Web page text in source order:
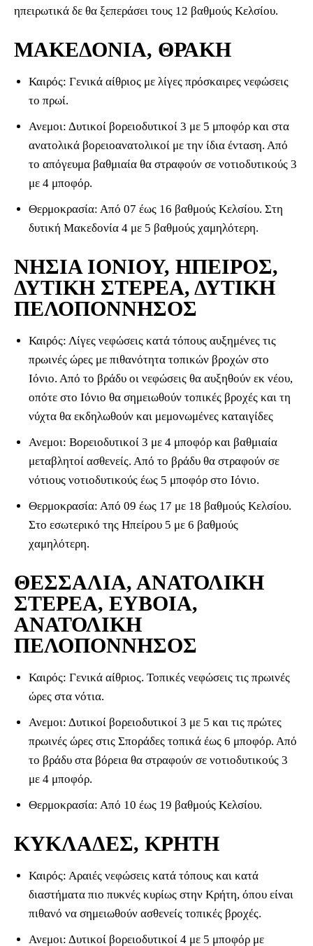
ηπειρωτικά δε θα ξεπεράσει τους 12 βαθμούς Κελσίου.
ΜΑΚΕΔΟΝΙΑ, ΘΡΑΚΗ
Καιρός: Γενικά αίθριος με λίγες πρόσκαιρες νεφώσεις
το πρωί.
Ανεμοι: Δυτικοί βορειοδυτικοί 3 με 5 μποφόρ και στα
ανατολικά βορειοανατολικοί με την ίδια ένταση. Από
το απόγευμα βαθμιαία θα στραφούν σε νοτιοδυτικούς 3
με 4 μποφόρ.
Θερμοκρασία: Από 07 έως 16 βαθμούς Κελσίου. Στη
δυτική Μακεδονία 4 με 5 βαθμούς χαμηλότερη.
ΝΗΣΙΑ ΙΟΝΙΟΥ, ΗΠΕΙΡΟΣ,
ΔΥΤΙΚΗ ΣΤΕΡΕΑ, ΔΥΤΙΚΗ
ΠΕΛΟΠΟΝΝΗΣΟΣ
Καιρός: Λίγες νεφώσεις κατά τόπους αυξημένες τις
πρωινές ώρες με πιθανότητα τοπικών βροχών στο
Ιόνιο. Από το βράδυ οι νεφώσεις θα αυξηθούν εκ νέου,
οπότε στο Ιόνιο θα σημειωθούν τοπικές βροχές και τη
νύχτα θα εκδηλωθούν και μεμονωμένες καταιγίδες
Ανεμοι: Βορειοδυτικοί 3 με 4 μποφόρ και βαθμιαία
μεταβλητοί ασθενείς. Από το βράδυ θα στραφούν σε
νότιους νοτιοδυτικούς έως 5 μποφόρ στο Ιόνιο.
Θερμοκρασία: Από 09 έως 17 με 18 βαθμούς Κελσίου.
Στο εσωτερικό της Ηπείρου 5 με 6 βαθμούς
χαμηλότερη.
ΘΕΣΣΑΛΙΑ, ΑΝΑΤΟΛΙΚΗ
ΣΤΕΡΕΑ, ΕΥΒΟΙΑ,
ΑΝΑΤΟΛΙΚΗ
ΠΕΛΟΠΟΝΝΗΣΟΣ
Καιρός: Γενικά αίθριος. Τοπικές νεφώσεις τις πρωινές
ώρες στα νότια.
Ανεμοι: Δυτικοί βορειοδυτικοί 3 με 5 και τις πρώτες
πρωινές ώρες στις Σποράδες τοπικά έως 6 μποφόρ. Από
το βράδυ στα βόρεια θα στραφούν σε νοτιοδυτικούς 3
με 4 μποφόρ.
Θερμοκρασία: Από 10 έως 19 βαθμούς Κελσίου.
ΚΥΚΛΑΔΕΣ, ΚΡΗΤΗ
Καιρός: Αραιές νεφώσεις κατά τόπους και κατά
διαστήματα πιο πυκνές κυρίως στην Κρήτη, όπου είναι
πιθανό να σημειωθούν ασθενείς τοπικές βροχές.
Ανεμοι: Δυτικοί βορειοδυτικοί 4 με 5 μποφόρ με